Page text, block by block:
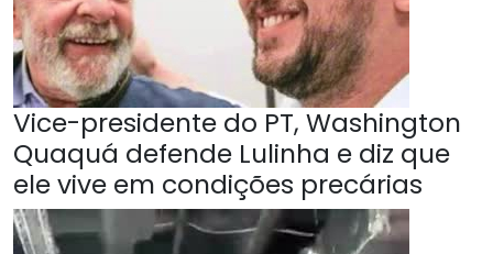
Vice-presidente do PT, Washington
Quaquá defende Lulinha e diz que
ele vive em condições precárias